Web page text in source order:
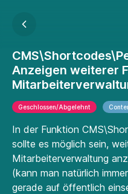
Anzeigen weiterer
Geschlossen/Abgelehnt
In der Funktion
sollte es möglich sein,
Mitarbeiterverwaltung
(kann man natürlich
gerade auf öffentlich